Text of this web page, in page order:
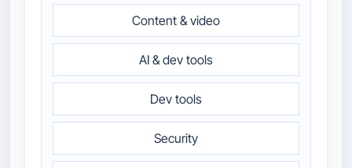
Content & video
AI & dev tools
Dev tools
Security